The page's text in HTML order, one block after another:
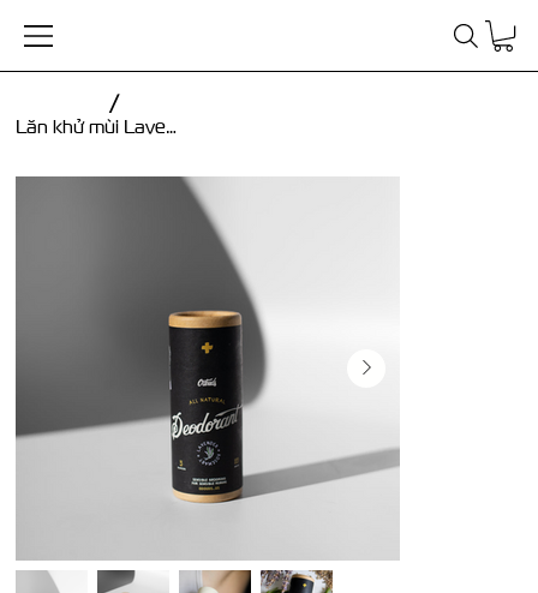
/
Lăn khử mùi Lavender + Rosemary Deodorant